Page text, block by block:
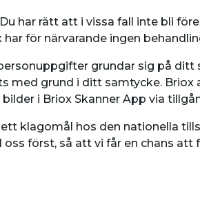
har rätt att i vissa fall inte bli
för närvarande ingen
grundar sig på
grund i ditt samtycke. Briox
i Briox Skanner App via
klagomål hos den nationella
först, så att vi får en chans